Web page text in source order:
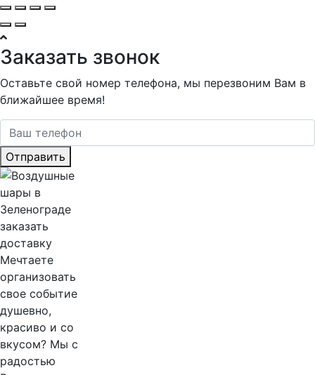
Заказать звонок
Оставьте свой номер телефона, мы перезвоним Вам в
ближайшее время!
Отправить
Мечтаете
организовать
свое событие
душевно,
красиво и со
вкусом? Мы с
радостью